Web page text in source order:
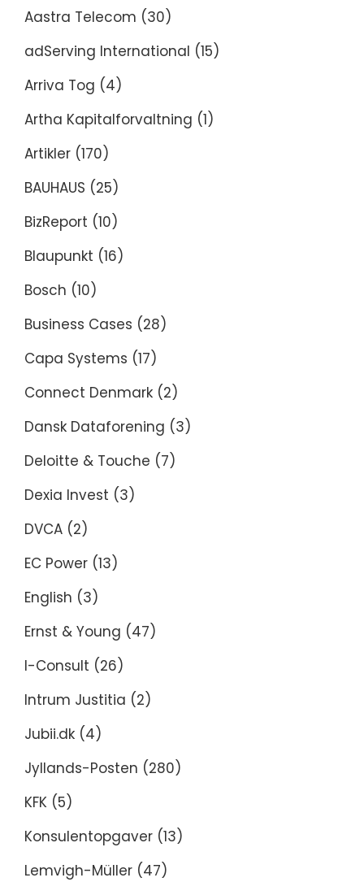
Aastra Telecom (30)
adServing International (15)
Arriva Tog (4)
Artha Kapitalforvaltning (1)
Artikler (170)
BAUHAUS (25)
BizReport (10)
Blaupunkt (16)
Bosch (10)
Business Cases (28)
Capa Systems (17)
Connect Denmark (2)
Dansk Dataforening (3)
Deloitte & Touche (7)
Dexia Invest (3)
DVCA (2)
EC Power (13)
English (3)
Ernst & Young (47)
I-Consult (26)
Intrum Justitia (2)
Jubii.dk (4)
Jyllands-Posten (280)
KFK (5)
Konsulentopgaver (13)
Lemvigh-Müller (47)